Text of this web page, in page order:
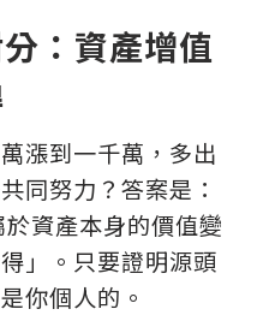
：資產增值
漲到一千萬，多出
同努力？答案是：
資產本身的價值變
」。只要證明源頭
你個人的。